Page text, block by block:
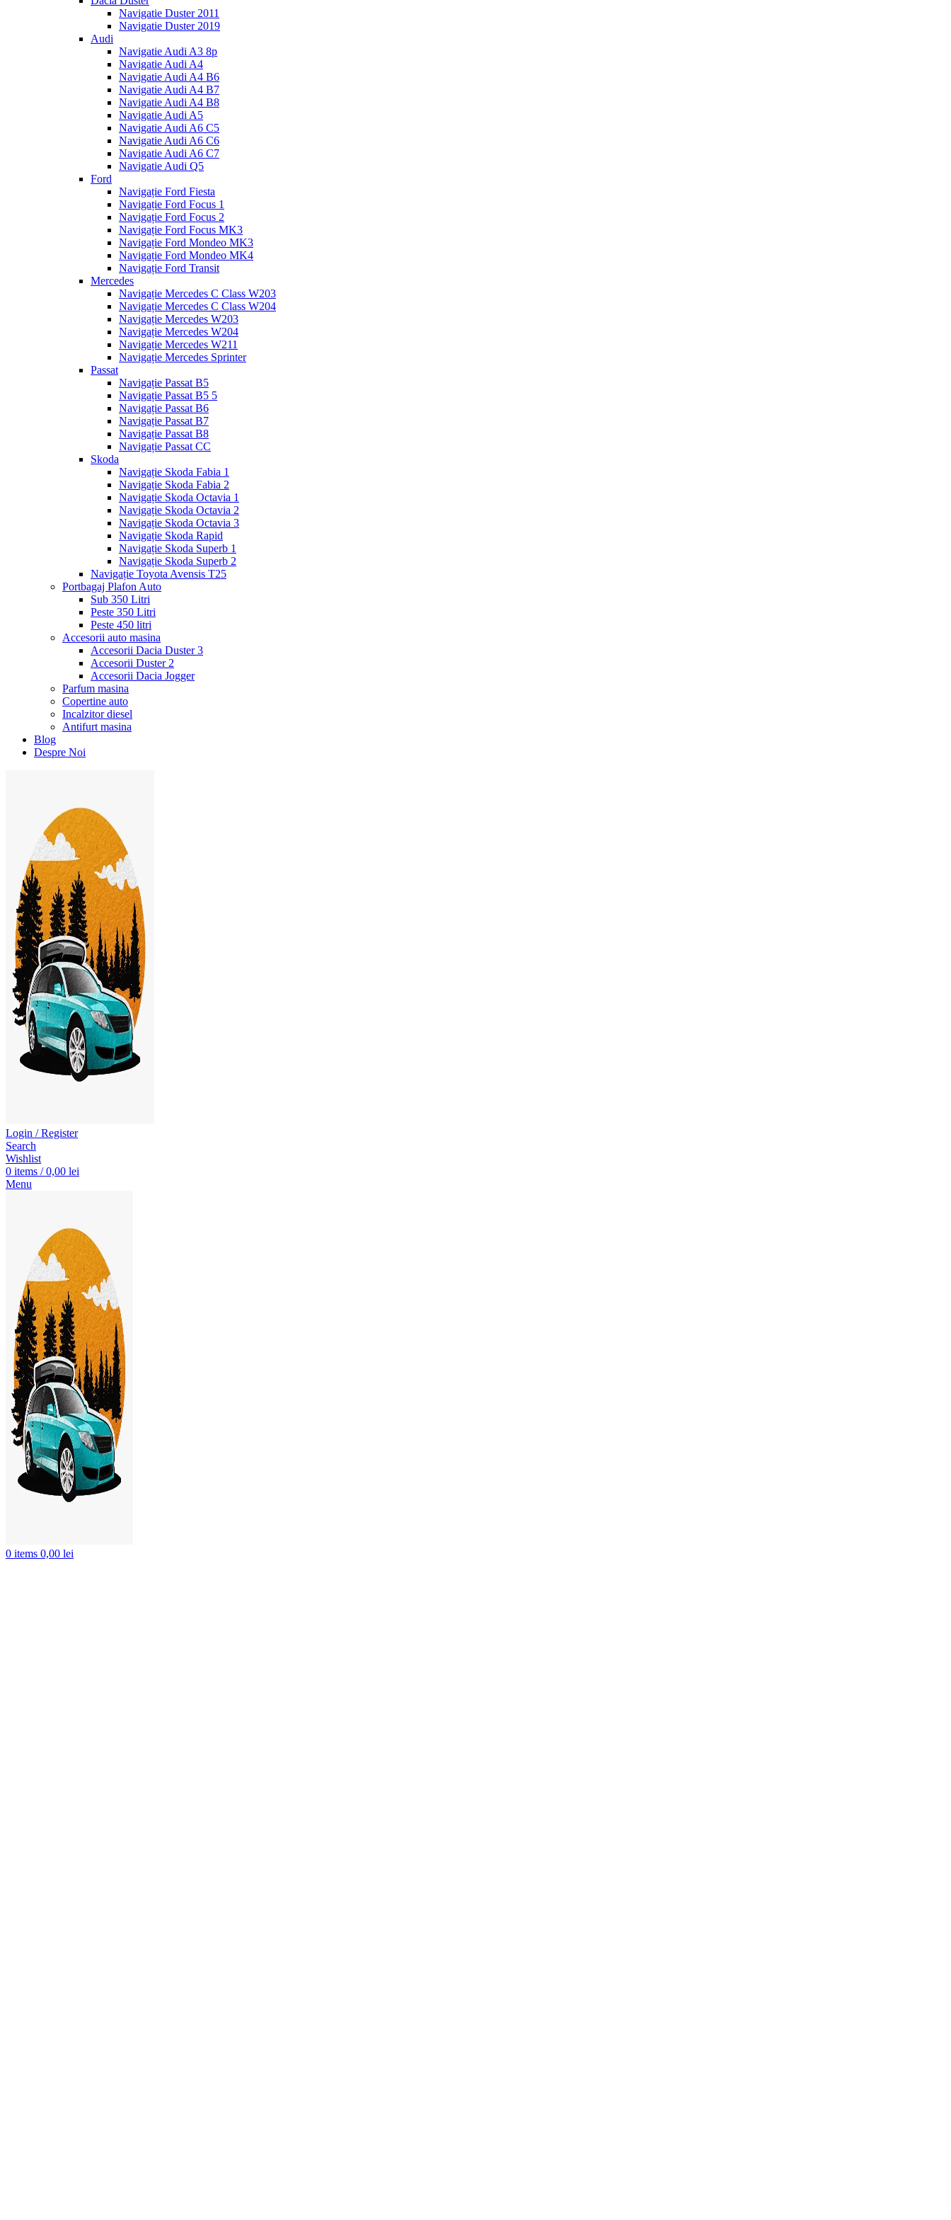
Navigatie Duster 2011
Navigatie Duster 2019
Audi
Navigatie Audi A3 8p
Navigatie Audi A4
Navigatie Audi A4 B6
Navigatie Audi A4 B7
Navigatie Audi A4 B8
Navigatie Audi A5
Navigatie Audi A6 C5
Navigatie Audi A6 C6
Navigatie Audi A6 C7
Navigatie Audi Q5
Ford
Navigație Ford Fiesta
Navigație Ford Focus 1
Navigație Ford Focus 2
Navigație Ford Focus MK3
Navigație Ford Mondeo MK3
Navigație Ford Mondeo MK4
Navigație Ford Transit
Mercedes
Navigație Mercedes C Class W203
Navigație Mercedes C Class W204
Navigație Mercedes W203
Navigație Mercedes W204
Navigație Mercedes W211
Navigație Mercedes Sprinter
Passat
Navigație Passat B5
Navigație Passat B5 5
Navigație Passat B6
Navigație Passat B7
Navigație Passat B8
Navigație Passat CC
Skoda
Navigație Skoda Fabia 1
Navigație Skoda Fabia 2
Navigație Skoda Octavia 1
Navigație Skoda Octavia 2
Navigație Skoda Octavia 3
Navigație Skoda Rapid
Navigație Skoda Superb 1
Navigație Skoda Superb 2
Navigație Toyota Avensis T25
Portbagaj Plafon Auto
Sub 350 Litri
Peste 350 Litri
Peste 450 litri
Accesorii auto masina
Accesorii Dacia Duster 3
Accesorii Duster 2
Accesorii Dacia Jogger
Parfum masina
Copertine auto
Incalzitor diesel
Antifurt masina
Blog
Despre Noi
Login / Register
Search
Wishlist
0 items / 0,00 lei
Menu
0 items 0,00 lei